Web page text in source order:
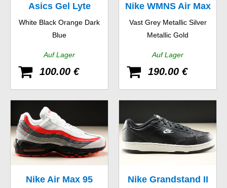
Asics Gel Lyte
White Black Orange Dark
Blue
Auf Lager
100.00 €
Nike WMNS Air Max
97 SE
Vast Grey Metallic Silver
Metallic Gold
Auf Lager
190.00 €
Nike Air Max 95
Nike Grandstand II